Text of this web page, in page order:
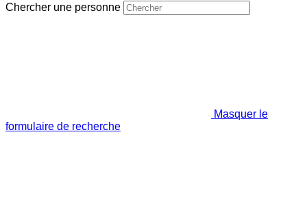
Chercher une personne
Masquer le
formulaire de recherche